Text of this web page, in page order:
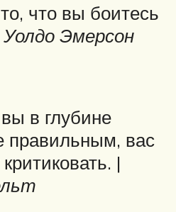
что вы боитесь
Эмерсон
в глубине
правильным, вас
|